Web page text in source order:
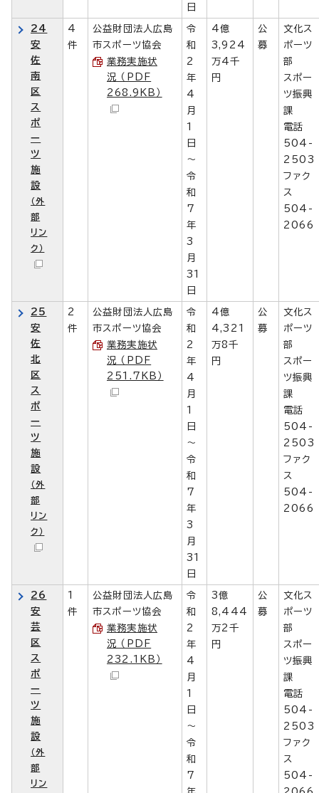
日
24
安
佐
南
区
ス
ポ
ー
ツ
施
設
（外
部
リン
ク）
4
件
公益財団法人広島
市スポーツ協会
業務実施状
況 （PDF
268.9KB）
令
和
2
年
4
月
1
日
～
令
和
7
年
3
月
31
日
4億
3,924
万4千
円
公
募
文化ス
ポーツ
部
スポー
ツ振興
課
電話
504-
2503
ファク
ス
504-
2066
25
安
佐
北
区
ス
ポ
ー
ツ
施
設
（外
部
リン
ク）
2
件
公益財団法人広島
市スポーツ協会
業務実施状
況 （PDF
251.7KB）
令
和
2
年
4
月
1
日
～
令
和
7
年
3
月
31
日
4億
4,321
万8千
円
公
募
文化ス
ポーツ
部
スポー
ツ振興
課
電話
504-
2503
ファク
ス
504-
2066
26
安
芸
区
ス
ポ
ー
ツ
施
設
（外
部
リン
1
件
公益財団法人広島
市スポーツ協会
業務実施状
況 （PDF
232.1KB）
令
和
2
年
4
月
1
日
～
令
和
7
3億
8,444
万2千
円
公
募
文化ス
ポーツ
部
スポー
ツ振興
課
電話
504-
2503
ファク
ス
504-